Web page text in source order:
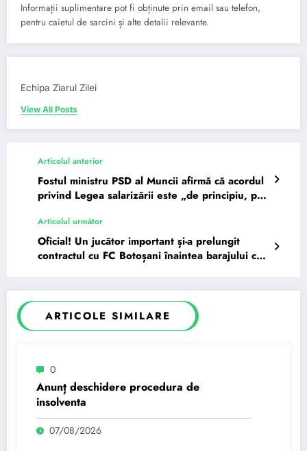
Informații suplimentare pot fi obținute prin email sau telefon,
pentru caietul de sarcini și alte detalii relevante.
Echipa Ziarul Zilei
View All Posts
Articolul anterior
Fostul ministru PSD al Muncii afirmă că acordul
privind Legea salarizării este „de principiu, pe
Articolul următor
Oficial! Un jucător important și-a prelungit
contractul cu FC Botoșani înaintea barajului cu
ARTICOLE SIMILARE
0
Anunț deschidere procedura de
insolventa
07/08/2026